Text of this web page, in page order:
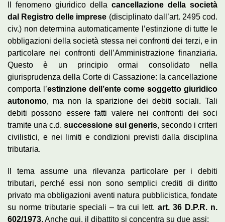
Il fenomeno giuridico della cancellazione della società
dal Registro delle imprese (disciplinato dall’art. 2495 cod.
civ.) non determina automaticamente l’estinzione di tutte le
obbligazioni della società stessa nei confronti dei terzi, e in
particolare nei confronti dell’Amministrazione finanziaria.
Questo è un principio ormai consolidato nella
giurisprudenza della Corte di Cassazione: la cancellazione
comporta l’estinzione dell’ente come soggetto giuridico
autonomo, ma non la sparizione dei debiti sociali. Tali
debiti possono essere fatti valere nei confronti dei soci
tramite una c.d.successione sui generis, secondo i criteri
civilistici, e nei limiti e condizioni previsti dalla disciplina
tributaria.
Il tema assume una rilevanza particolare per i debiti
tributari, perché essi non sono semplici crediti di diritto
privato ma obbligazioni aventi natura pubblicistica, fondate
su norme tributarie speciali – tra cui lett.art. 36 D.P.R. n.
602/1973. Anche qui, il dibattito si concentra su due assi: